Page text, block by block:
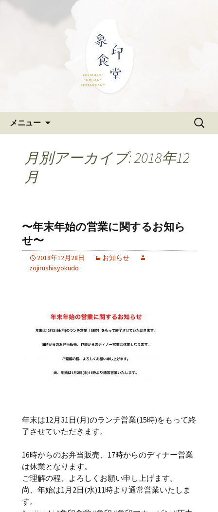
難波・なんばスカイオにある
和食「象印食堂」の公式ブログ
大阪難波の和食「象印食堂」。象印マ
ホービンが、「ごはんレストラン」と
して、美味しいごはんをご提供しま
メニュー
検
月別アーカイブ: 2018年12
月
〜年末年始の営業に関するお知ら
せ〜
2018年12月28日
お知らせ
zojirushisyokudo
年末は12月31日(月)のランチ営業(15時)をもって終
了させていただきます。
16時からのお弁当販売、17時からのディナー営業
は休業となります。
ご理解の程、よろしくお願い申し上げます。
尚、年始は1月2日(水)11時より通常営業いたしま
す。